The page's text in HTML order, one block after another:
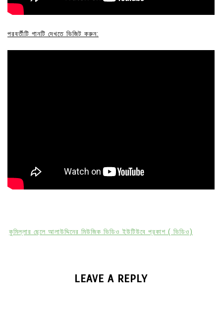
পরবর্তীটি গানটি দেখতে ভিজিট করুন:
কুমিল্লার ছেলে আলাউদ্দিনের মিউজিক ভিডিও ইউটিউবে প্রকাশ ( ভিডিও)
LEAVE A REPLY